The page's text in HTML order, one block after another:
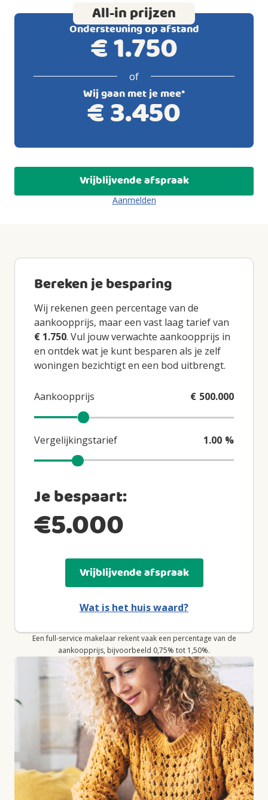
All-in prijzen
Ondersteuning op afstand
€1.750
of
Wij gaan met je mee*
€3.450
Vrijblijvende afspraak
Aanmelden
Bereken je besparing
Wij rekenen geen percentage van de
aankoopprijs, maar een vast laag tarief van
€ 1.750. Vul jouw verwachte aankoopprijs in
en ontdek wat je kunt besparen als je zelf
woningen bezichtigt en een bod uitbrengt.
Aankoopprijs € 500.000
Verwachte aankoopprijs
Vergelijkingstarief
1.00 %
Vergelijkingstarief
Je bespaart:
€5.000
Vrijblijvende afspraak
Wat is het huis waard?
Een full-service makelaar rekent vaak een percentage van de
aankoopprijs, bijvoorbeeld 0,75% tot 1,50%.